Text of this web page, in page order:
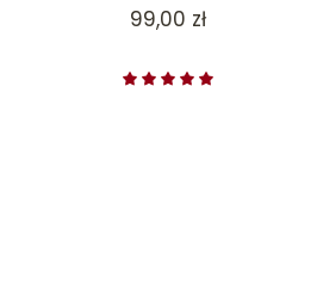
Cena
99,00 zł